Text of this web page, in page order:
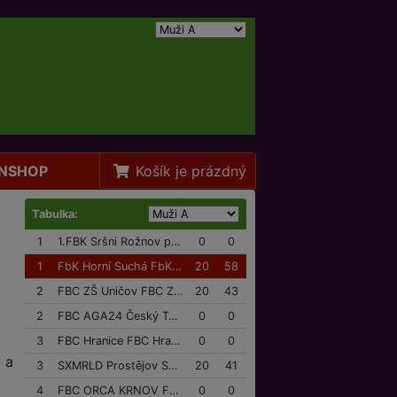
Košík je prázdný
a
Tabulka:
1 1.FBK Sršni Rožnov p/R 1.FBK Sršni Rožnov p/R 0
0
1
FbK Horní Suchá FbK Horní Suchá 20
58
2
FBC ZŠ Uničov FBC ZŠ Uničov 20
43
2
FBC AGA24 Český Těšín FBC AGA24 Český Těšín 0
0
3
FBC Hranice FBC Hranice 0
0
3
SXMRLD Prostějov SXMRLD Prostějov 20
41
4
FBC ORCA KRNOV FBC ORCA KRNOV 0 0